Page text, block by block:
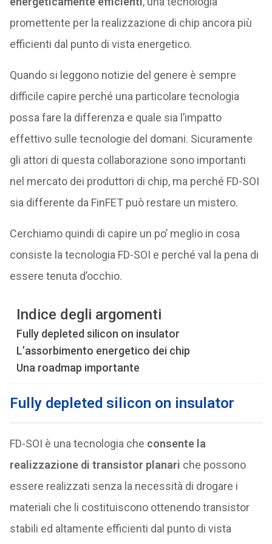
promettente per la realizzazione di chip ancora più
efficienti dal punto di vista energetico.
Quando si leggono notizie del genere è sempre
difficile capire perché una particolare tecnologia
possa fare la differenza e quale sia l’impatto
effettivo sulle tecnologie del domani. Sicuramente
gli attori di questa collaborazione sono importanti
nel mercato dei produttori di chip, ma perché FD-SOI
sia differente da FinFET può restare un mistero.
Cerchiamo quindi di capire un po’ meglio in cosa
consiste la tecnologia FD-SOI e perché val la pena di
essere tenuta d’occhio.
Indice degli argomenti
Fully depleted silicon on insulator
L’assorbimento energetico dei chip
Una roadmap importante
Fully depleted silicon on insulator
FD-SOI è una tecnologia che consente la
realizzazione di transistor planari che possono
essere realizzati senza la necessità di drogare i
materiali che li costituiscono ottenendo transistor
stabili ed altamente efficienti dal punto di vista